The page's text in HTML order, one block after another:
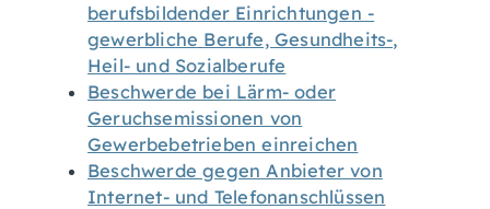
berufsbildender Einrichtungen -
gewerbliche Berufe, Gesundheits-,
Heil- und Sozialberufe
Beschwerde bei Lärm- oder
Geruchsemissionen von
Gewerbebetrieben einreichen
Beschwerde gegen Anbieter von
Internet- und Telefonanschlüssen